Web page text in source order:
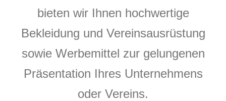
Über uns
bieten wir Ihnen hochwertige
Bekleidung und Vereinsausrüstung
sowie Werbemittel zur gelungenen
Präsentation Ihres Unternehmens
oder Vereins.